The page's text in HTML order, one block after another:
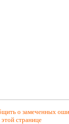
о замеченных
странице